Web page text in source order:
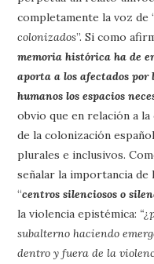
completamente la voz de
colonizados”. Si como
memoria histórica ha de
aporta a los afectados por
humanos los espacios
obvio que en relación a
de la colonización
plurales e inclusivos.
señalar la importancia de
“centros silenciosos o
la violencia epistémica:
subalterno haciendo
dentro y fuera de la